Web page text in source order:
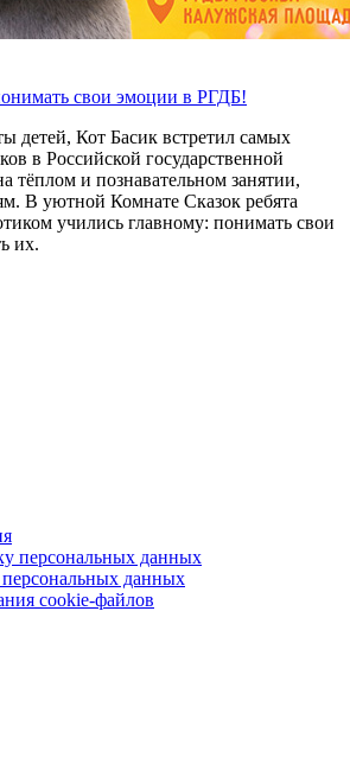
свои эмоции в РГДБ!
детей, Кот Басик встретил самых
в Российской государственной
тёплом и познавательном занятии,
В уютной Комнате Сказок ребята
учились главному: понимать свои
их.
персональных данных
данных
cookie-файлов